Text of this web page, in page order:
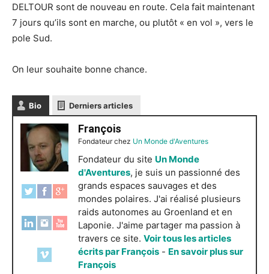
DELTOUR sont de nouveau en route. Cela fait maintenant
7 jours qu’ils sont en marche, ou plutôt « en vol », vers le
pole Sud.
On leur souhaite bonne chance.
Bio Derniers articles
François
Fondateurchez Un Monde d'Aventures
Fondateur du site Un Monde
d'Aventures, je suis un passionné des
grands espaces sauvages et des
mondes polaires. J'ai réalisé plusieurs
raids autonomes au Groenland et en
Laponie. J'aime partager ma passion à
travers ce site. Voir tous les articles
écrits par François - En savoir plus sur
François